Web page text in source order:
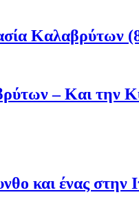
Καλαβρύτων
– Και
και ένας στην